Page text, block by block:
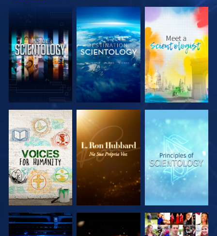
EXPLORAR A
SÉRIE
EXPLORAR A
SÉRIE
EXPLORAR A
SÉRIE